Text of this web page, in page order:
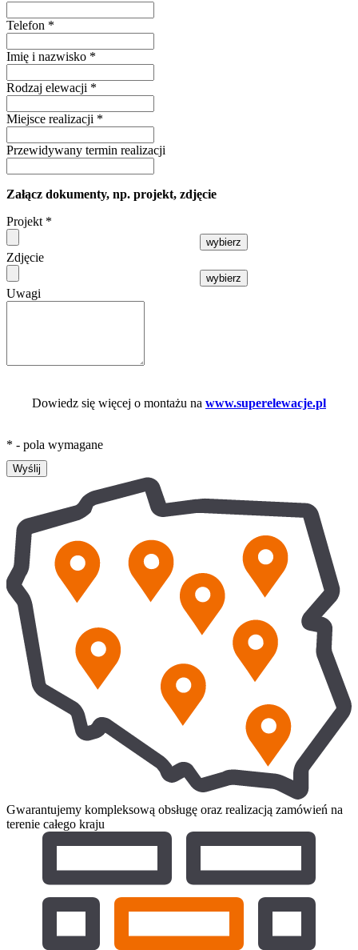
Telefon *
Imię i nazwisko *
Rodzaj elewacji *
Miejsce realizacji *
Przewidywany termin realizacji
Załącz dokumenty, np. projekt, zdjęcie
Projekt *
wybierz
Zdjęcie
wybierz
Uwagi
Dowiedz się więcej o montażu na www.superelewacje.pl
* - pola wymagane
Wyślij
Gwarantujemy kompleksową obsługę oraz realizacją zamówień na
terenie całego kraju